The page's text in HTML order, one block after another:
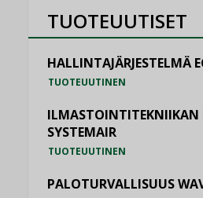
TUOTEUUTISET
HALLINTAJÄRJESTELMÄ
TUOTEUUTINEN
ILMASTOINTITEKNIIKAN
SYSTEMAIR
TUOTEUUTINEN
PALOTURVALLISUUS